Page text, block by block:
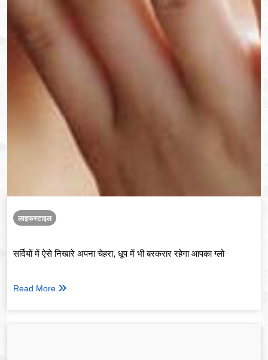
लाइफस्टाइल
सर्दियों में ऐसे निखारे अपना चेहरा, धूप में भी बरकरार रहेगा आपका ग्लो
Read More